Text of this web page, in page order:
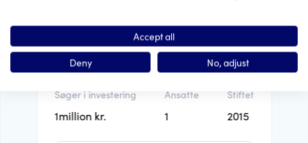
Søger i investering
1million kr.
Ansatte
1
Stiftet
2015
Accept all
Deny
No, adjust